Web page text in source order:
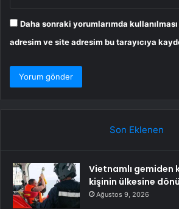
Daha sonraki yorumlarımda
adresim ve site adresim bu tarayıcıya
Son Eklenen
Vietnamlı gemiden
kişinin ülkesine
Ağustos 9, 2026